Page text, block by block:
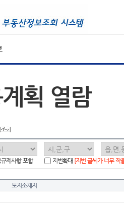
획 열람
회
규제사항 포함
지번확대 [지번 글씨가 너무 작
토지소재지